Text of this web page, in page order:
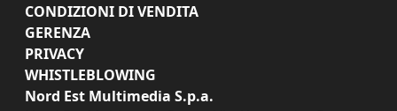
CONDIZIONI DI VENDITA
GERENZA
PRIVACY
WHISTLEBLOWING
Nord Est Multimedia S.p.a.